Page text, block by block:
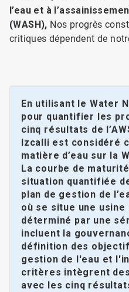
l’eau et à
(WASH), Nos progrès
critiques dépendent de
En utilisant le Water
pour quantifier les
cinq résultats de
Izcalli est considéré
matière d’eau sur la
La courbe de
situation quantifiée
plan de gestion de
où se situe une
déterminé par une
incluent la
définition des
gestion de l'eau et
critères intègrent
avec les cinq